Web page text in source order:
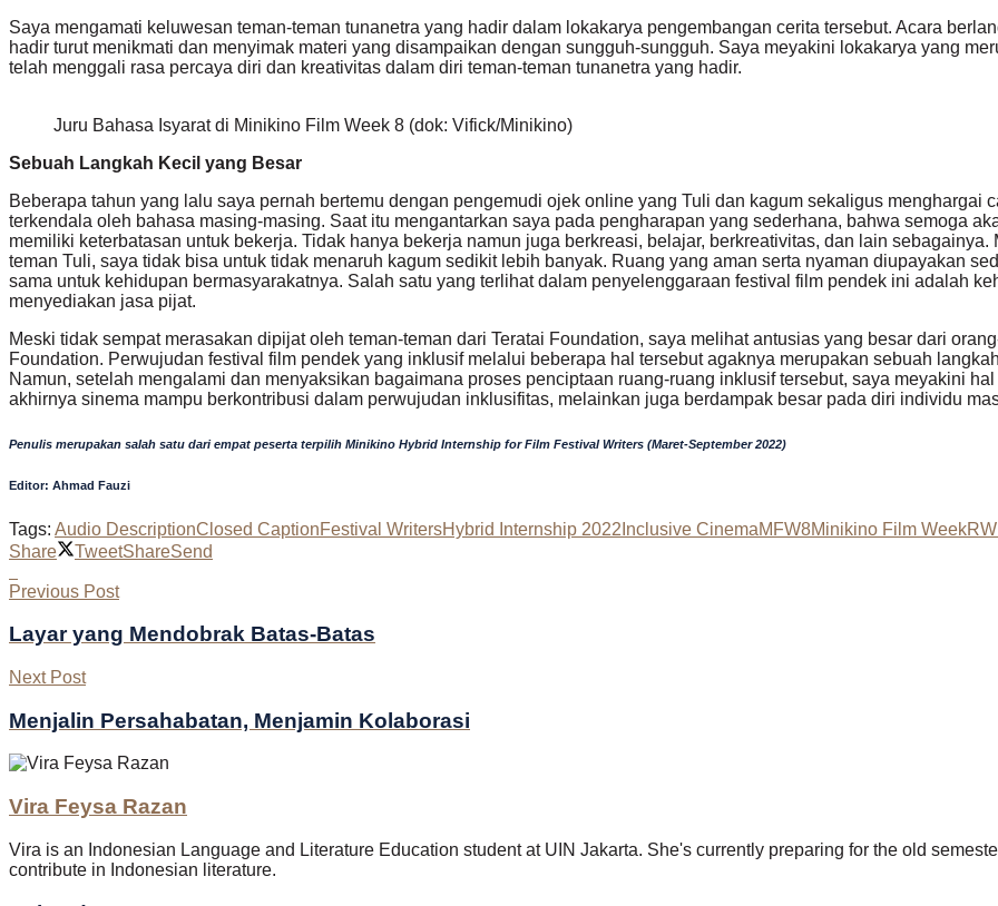
Saya mengamati keluwesan teman-teman tunanetra yang hadir dalam lokakarya pengembangan cerita tersebut. Acara
hadir turut menikmati dan menyimak materi yang disampaikan dengan sungguh-sungguh. Saya meyakini lokakarya yang
telah menggali rasa percaya diri dan kreativitas dalam diri teman-teman tunanetra yang hadir.
Juru Bahasa Isyarat di Minikino Film Week 8 (dok: Vifick/Minikino)
Sebuah Langkah Kecil yang Besar
Beberapa tahun yang lalu saya pernah bertemu dengan pengemudi ojek online yang Tuli dan kagum sekaligus menghargai
terkendala oleh bahasa masing-masing. Saat itu mengantarkan saya pada pengharapan yang sederhana, bahwa semoga
memiliki keterbatasan untuk bekerja. Tidak hanya bekerja namun juga berkreasi, belajar, berkreativitas, dan lain
teman Tuli, saya tidak bisa untuk tidak menaruh kagum sedikit lebih banyak. Ruang yang aman serta nyaman diupayakan
sama untuk kehidupan bermasyarakatnya. Salah satu yang terlihat dalam penyelenggaraan festival film pendek ini adalah
menyediakan jasa pijat.
Meski tidak sempat merasakan dipijat oleh teman-teman dari Teratai Foundation, saya melihat antusias yang besar dari
Foundation. Perwujudan festival film pendek yang inklusif melalui beberapa hal tersebut agaknya merupakan sebuah
Namun, setelah mengalami dan menyaksikan bagaimana proses penciptaan ruang-ruang inklusif tersebut, saya meyakini
akhirnya sinema mampu berkontribusi dalam perwujudan inklusifitas, melainkan juga berdampak besar pada diri individu
Penulis merupakan salah satu dari empat peserta terpilih Minikino Hybrid Internship for Film Festival Writers (Maret-September 2022)
Editor: Ahmad Fauzi
Tags: Audio DescriptionClosed CaptionFestival WritersHybrid Internship 2022 Inclusive CinemaMFW8Minikino Film Week
Share
TweetShareSend
Previous Post
Layar yang Mendobrak Batas-Batas
Next Post
Menjalin Persahabatan, Menjamin Kolaborasi
Vira Feysa Razan
Vira is an Indonesian Language and Literature Education student at UIN Jakarta. She's currently preparing for the old
contribute in Indonesian literature.